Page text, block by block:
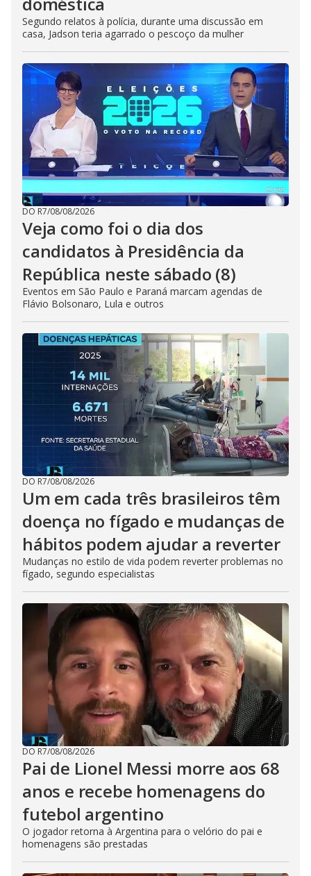
Segundo relatos à polícia, durante uma discussão em
casa, Jadson teria agarrado o pescoço da mulher
DO R7/08/08/2026
Veja como foi o dia dos
candidatos à Presidência da
República neste sábado (8)
Eventos em São Paulo e Paraná marcam agendas de
Flávio Bolsonaro, Lula e outros
DO R7/08/08/2026
Um em cada três brasileiros têm
doença no fígado e mudanças de
hábitos podem ajudar a reverter
Mudanças no estilo de vida podem reverter problemas no
fígado, segundo especialistas
DO R7/08/08/2026
Pai de Lionel Messi morre aos 68
anos e recebe homenagens do
futebol argentino
O jogador retorna à Argentina para o velório do pai e
homenagens são prestadas